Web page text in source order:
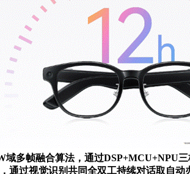
多帧融合算法，通过DSP+MCU+NPU
通过视觉识别共同全双工持续对话取自